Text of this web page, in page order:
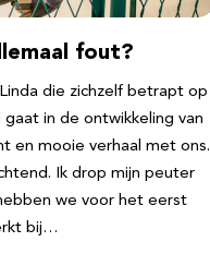
fout?
die zichzelf betrapt op
in de ontwikkeling van
en mooie verhaal met ons.
Ik drop mijn peuter
we voor het eerst
bij…